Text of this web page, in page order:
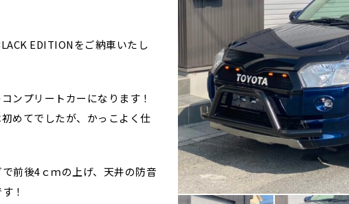
EDITIONをご納車いたし
ンプリートカーになります！
めてでしたが、かっこよく仕
前後4ｃｍの上げ、天井の防音
！